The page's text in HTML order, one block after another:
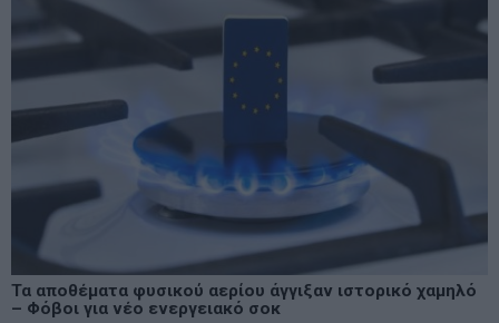
Τα αποθέματα φυσικού αερίου άγγιξαν ιστορικό χαμηλό
– Φόβοι για νέο ενεργειακό σοκ